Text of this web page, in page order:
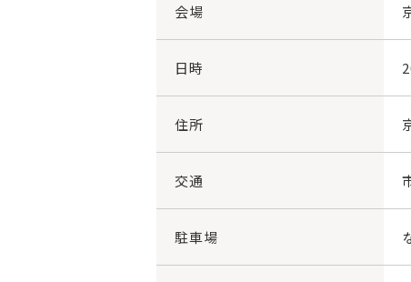
会場
日時
住所
交通
駐車場